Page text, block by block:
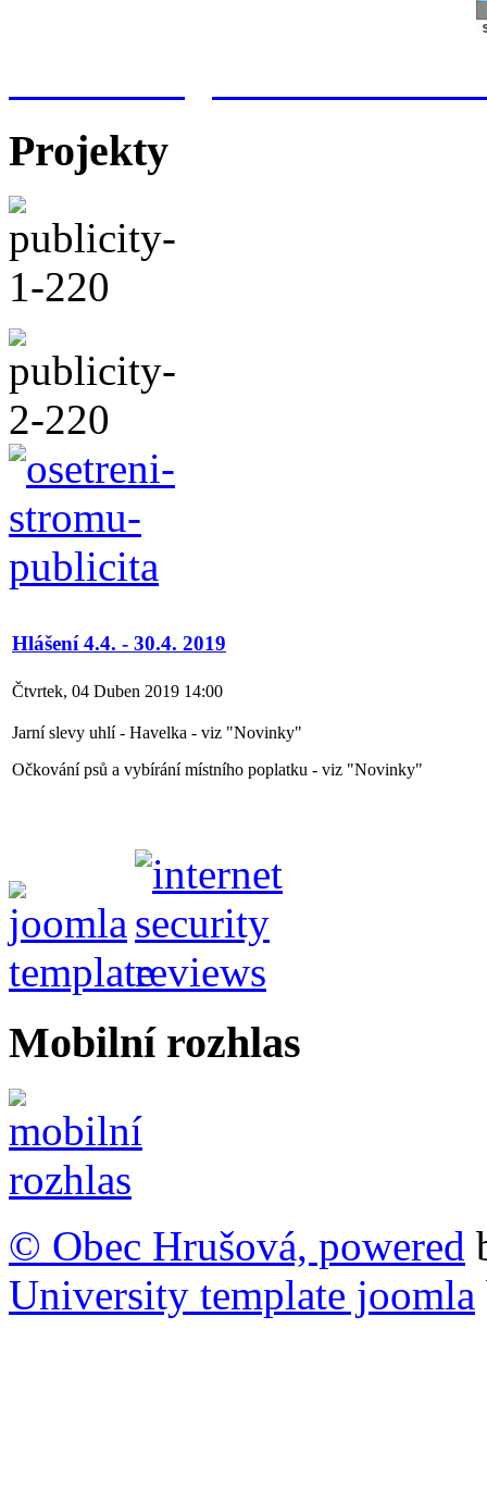
Projekty
Hlášení 4.4. - 30.4. 2019
Čtvrtek, 04 Duben 2019 14:00
Jarní slevy uhlí - Havelka - viz "Novinky"
Očkování psů a vybírání místního poplatku - viz "Novinky"
Mobilní rozhlas
© Obec Hrušová, powered
University template joomla